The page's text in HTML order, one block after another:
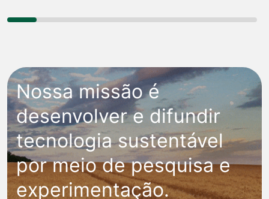
Nossa missão é
desenvolver e difundir
tecnologia sustentável
por meio de pesquisa e
experimentação.